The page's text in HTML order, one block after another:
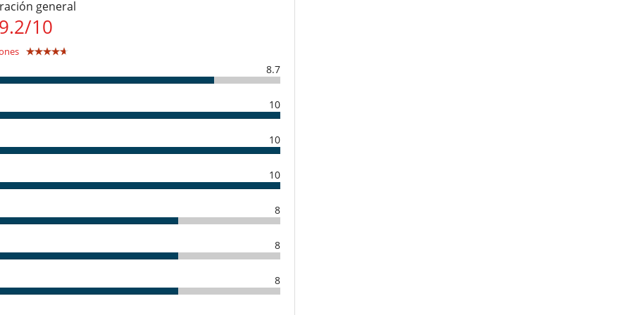
Frigorífico
Máquina de café (cápsula)
Tetera eléctrica
Terraza(s)
Calefacción por suelo radiante
correo electrónico
hora local de la casa
anulación.
general
9.2/10
8.7
10
10
10
8
8
8